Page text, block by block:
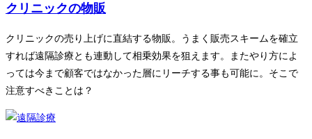
クリニックの物販
クリニックの売り上げに直結する物販。うまく販売スキームを確立
すれば遠隔診療とも連動して相乗効果を狙えます。またやり方によ
っては今まで顧客ではなかった層にリーチする事も可能に。そこで
注意すべきことは？